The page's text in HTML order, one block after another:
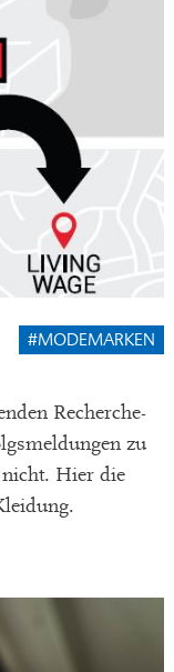
#MODEMARKEN
Recherche-
zu
Hier die